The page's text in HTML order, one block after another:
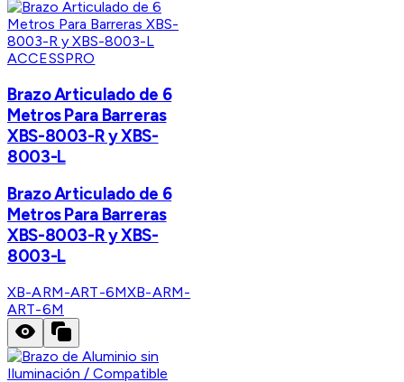
ACCESSPRO
Brazo Articulado de 6
Metros Para Barreras
XBS-8003-R y XBS-
8003-L
Brazo Articulado de 6
Metros Para Barreras
XBS-8003-R y XBS-
8003-L
XB-ARM-ART-6MXB-ARM-
ART-6M